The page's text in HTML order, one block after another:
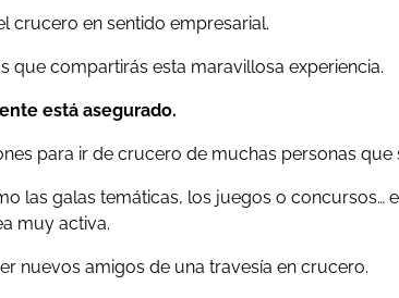
crucero en sentido empresarial.
que compartirás esta maravillosa experiencia.
está asegurado.
para ir de crucero de muchas personas que
las galas temáticas, los juegos o concursos…
muy activa.
nuevos amigos de una travesía en crucero.